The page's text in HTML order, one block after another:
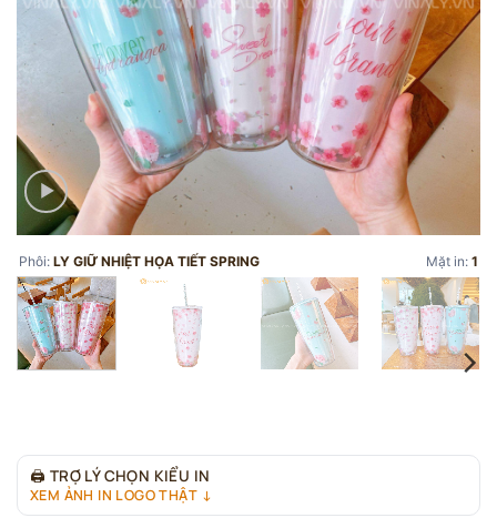
Phôi: LY GIỮ NHIỆT HỌA TIẾT SPRING Mặt in: 1
🖨 TRỢ LÝ CHỌN KIỂU IN
XEM ẢNH IN LOGO THẬT ↓